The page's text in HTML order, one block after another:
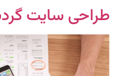
طراحی سایت